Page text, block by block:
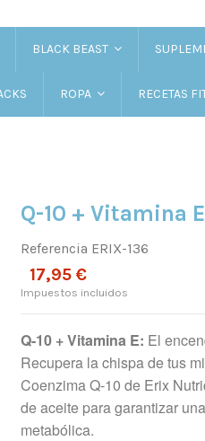
BLACK BEAST
ROPA RECETAS
Q-10 + Vitamina
Referencia ERIX-136
17,95 €
Impuestos incluidos
Q-10 + Vitamina E: El
Recupera la chispa de tus
Coenzima Q-10 de Erix
de aceite para garantizar
metabólica.